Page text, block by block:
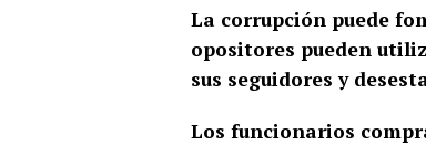
La corrupción puede
opositores pueden
sus seguidores y
Los funcionarios